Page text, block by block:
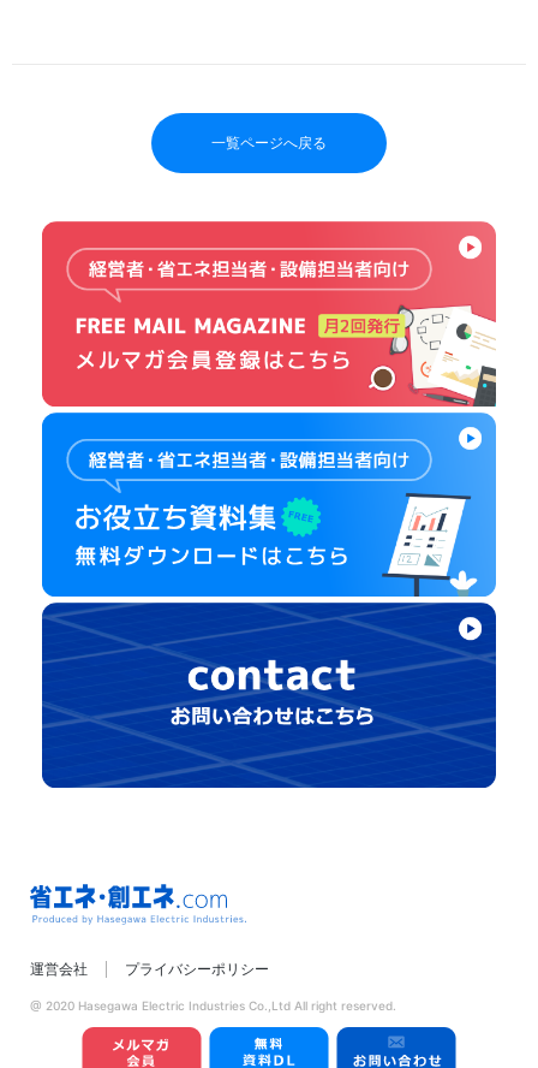
一覧ページへ戻る
Produced by
Hasegawa Electric
Industries.
運営会社 プライバシーポリシー
@ 2020 Hasegawa Electric Industries Co.,Ltd All right reserved.